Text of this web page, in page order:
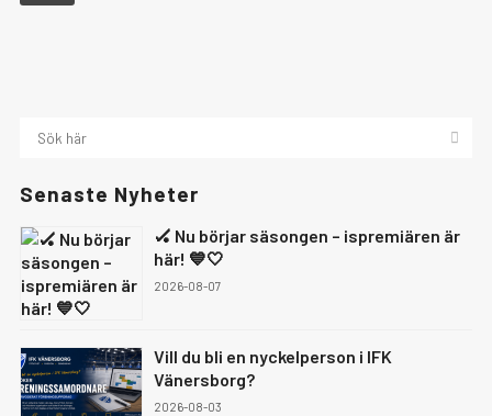
Senaste Nyheter
🏑 Nu börjar säsongen – ispremiären är
här! 💙🤍
2026-08-07
Vill du bli en nyckelperson i IFK
Vänersborg?
2026-08-03